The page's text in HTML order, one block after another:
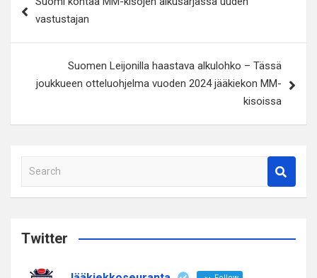
selaus
vastustajan
Suomen Leijonilla haastava alkulohko – Tässä
joukkueen otteluohjelma vuoden 2024 jääkiekon MM-
kisoissa
a
c
Twitter